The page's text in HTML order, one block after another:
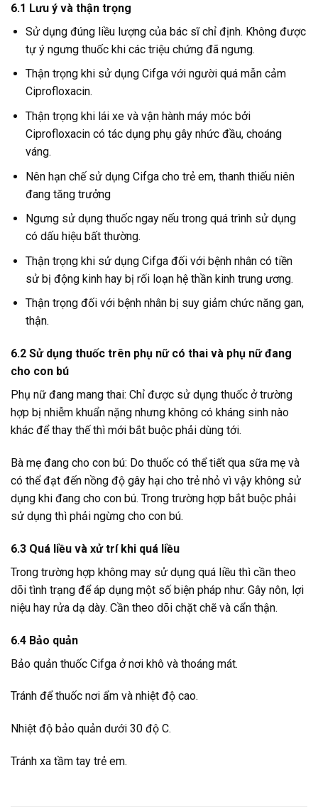
6.1 Lưu ý và thận trọng
Sử dụng đúng liều lượng của bác sĩ chỉ định. Không được
tự ý ngưng thuốc khi các triệu chứng đã ngưng.
Thận trọng khi sử dụng Cifga với người quá mẫn cảm
Ciprofloxacin.
Thận trọng khi lái xe và vận hành máy móc bởi
Ciprofloxacin có tác dụng phụ gây nhức đầu, choáng
váng.
Nên hạn chế sử dụng Cifga cho trẻ em, thanh thiếu niên
đang tăng trưởng
Ngưng sử dụng thuốc ngay nếu trong quá trình sử dụng
có dấu hiệu bất thường.
Thận trọng khi sử dụng Cifga đối với bệnh nhân có tiền
sử bị động kinh hay bị rối loạn hệ thần kinh trung ương.
Thận trọng đối với bệnh nhân bị suy giảm chức năng gan,
thận.
6.2 Sử dụng thuốc trên phụ nữ có thai và phụ nữ đang
cho con bú
Phụ nữ đang mang thai: Chỉ được sử dụng thuốc ở trường
hợp bị nhiễm khuẩn nặng nhưng không có kháng sinh nào
khác để thay thế thì mới bắt buộc phải dùng tới.
Bà mẹ đang cho con bú: Do thuốc có thể tiết qua sữa mẹ và
có thể đạt đến nồng độ gây hại cho trẻ nhỏ vì vậy không sử
dụng khi đang cho con bú. Trong trường hợp bắt buộc phải
sử dụng thì phải ngừng cho con bú.
6.3 Quá liều và xử trí khi quá liều
Trong trường hợp không may sử dụng quá liều thì cần theo
dõi tình trạng để áp dụng một số biện pháp như: Gây nôn, lợi
niệu hay rửa dạ dày. Cần theo dõi chặt chẽ và cẩn thận.
6.4 Bảo quản
Bảo quản thuốc Cifga ở nơi khô và thoáng mát.
Tránh để thuốc nơi ẩm và nhiệt độ cao.
Nhiệt độ bảo quản dưới 30 độ C.
Tránh xa tầm tay trẻ em.